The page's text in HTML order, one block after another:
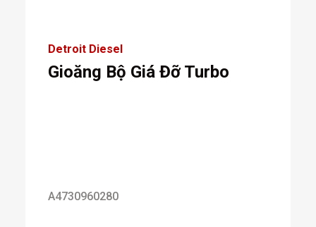
Detroit Diesel
Gioăng Bộ Giá Đỡ Turbo
A4730960280